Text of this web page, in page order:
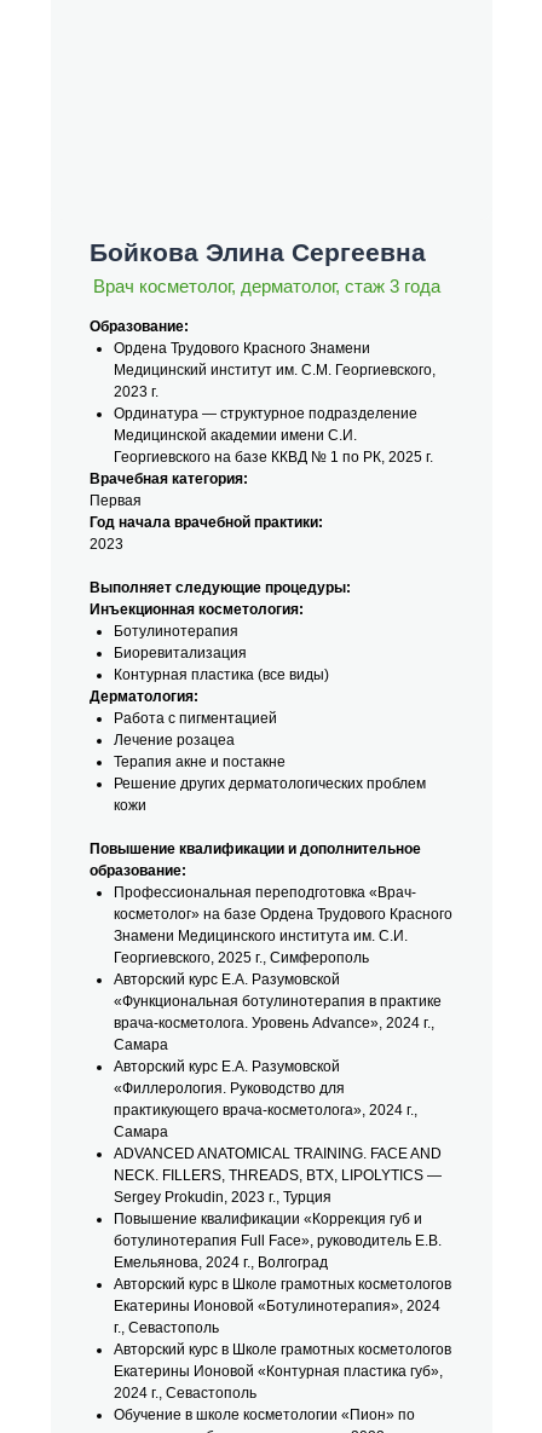
Бойкова Элина Сергеевна
Врач косметолог, дерматолог, стаж 3 года
Образование:
Ордена Трудового Красного Знамени
Медицинский институт им. С.М. Георгиевского,
2023 г.
Ординатура — структурное подразделение
Медицинской академии имени С.И.
Георгиевского на базе ККВД № 1 по РК, 2025 г.
Врачебная категория:
Первая
Год начала врачебной практики:
2023
Выполняет следующие процедуры:
Инъекционная косметология:
Ботулинотерапия
Биоревитализация
Контурная пластика (все виды)
Дерматология:
Работа с пигментацией
Лечение розацеа
Терапия акне и постакне
Решение других дерматологических проблем
кожи
Повышение квалификации и дополнительное
образование:
Профессиональная переподготовка «Врач-
косметолог» на базе Ордена Трудового Красного
Знамени Медицинского института им. С.И.
Георгиевского, 2025 г., Симферополь
Авторский курс Е.А. Разумовской
«Функциональная ботулинотерапия в практике
врача-косметолога. Уровень Advance», 2024 г.,
Самара
Авторский курс Е.А. Разумовской
«Филлерология. Руководство для
практикующего врача-косметолога», 2024 г.,
Самара
ADVANCED ANATOMICAL TRAINING. FACE AND
NECK. FILLERS, THREADS, BTX, LIPOLYTICS —
Sergey Prokudin, 2023 г., Турция
Повышение квалификации «Коррекция губ и
ботулинотерапия Full Face», руководитель Е.В.
Емельянова, 2024 г., Волгоград
Авторский курс в Школе грамотных косметологов
Екатерины Ионовой «Ботулинотерапия», 2024
г., Севастополь
Авторский курс в Школе грамотных косметологов
Екатерины Ионовой «Контурная пластика губ»,
2024 г., Севастополь
Обучение в школе косметологии «Пион» по